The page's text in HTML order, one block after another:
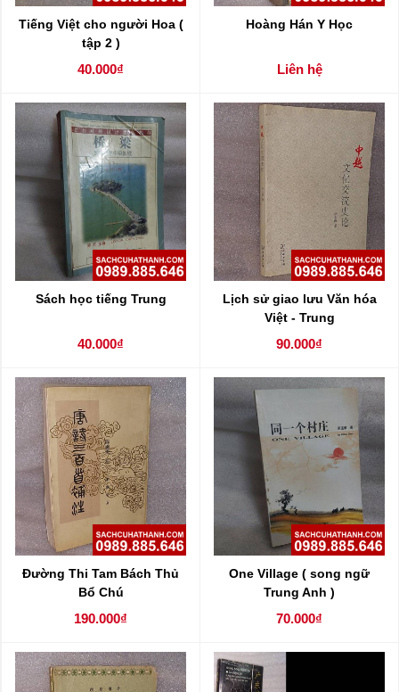
Tiếng Việt cho người Hoa (
tập 2 )
40.000₫
Hoàng Hán Y Học
Liên hệ
Sách học tiếng Trung
40.000₫
Lịch sử giao lưu Văn hóa
Việt - Trung
90.000₫
Đường Thi Tam Bách Thủ
Bổ Chú
190.000₫
One Village ( song ngữ
Trung Anh )
70.000₫